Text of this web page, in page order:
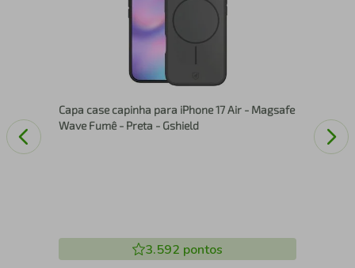
Capa case capinha para iPhone 17 Air - Magsafe
Wave Fumê - Preta - Gshield
3.592 pontos